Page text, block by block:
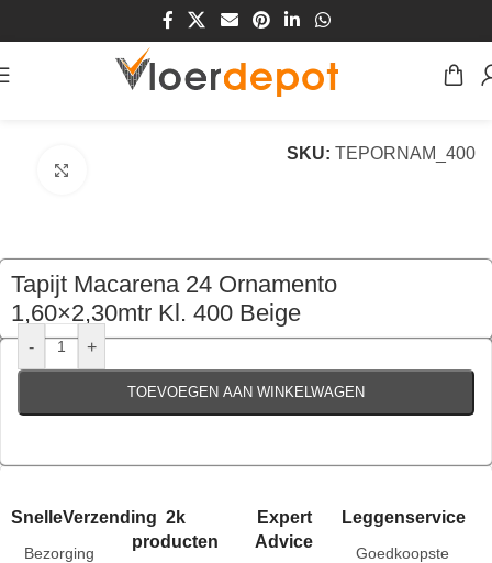
/Vloeren/Tapijt
SKU: TEPORNAM_400
Tapijt Macarena 24 Ornamento
1,60×2,30mtr Kl. 400 Beige
€95,00 per stuk
- +
TOEVOEGEN AAN WINKELWAGEN
SnelleVerzending
Bezorging
2k
producten
Expert
Advice
Leggenservice
Goedkoopste